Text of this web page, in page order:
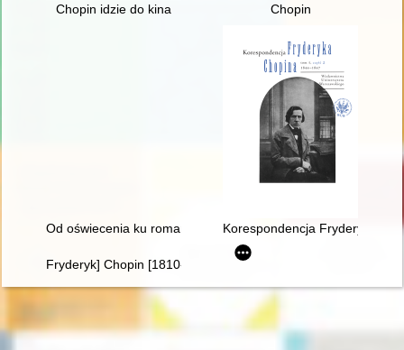
Chopin idzie do kina Chopin
Od oświecenia ku romantyzmowi i dalej... Autorzy, dzieła,
Korespondencja Fryderyka
Fryderyk] Chopin [1810-1849]